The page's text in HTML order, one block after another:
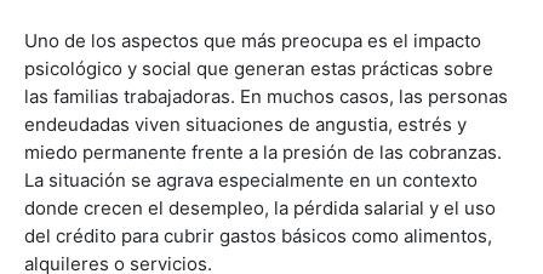
Uno de los aspectos que más preocupa es el impacto
psicológico y social que generan estas prácticas sobre
las familias trabajadoras. En muchos casos, las personas
endeudadas viven situaciones de angustia, estrés y
miedo permanente frente a la presión de las cobranzas.
La situación se agrava especialmente en un contexto
donde crecen el desempleo, la pérdida salarial y el uso
del crédito para cubrir gastos básicos como alimentos,
alquileres o servicios.